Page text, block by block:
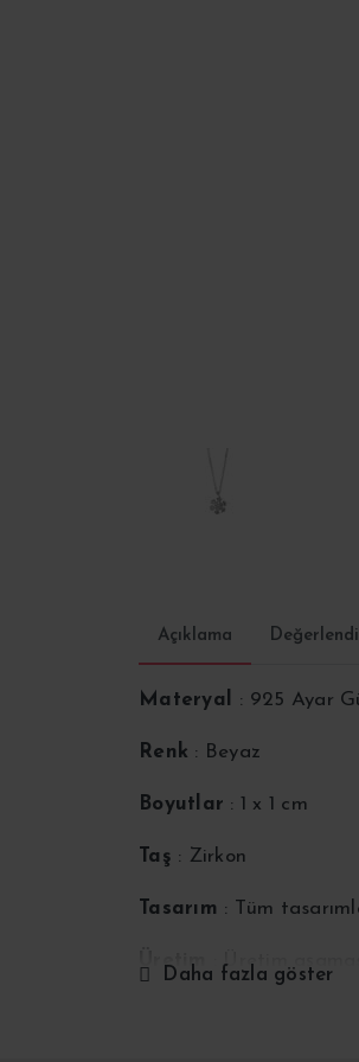
Açıklama
Materyal : 925 Ayar
Renk : Beyaz
Boyutlar : 1 x 1 cm
Taş : Zirkon
Tasarım : Tüm
Üretim : Üretim
Daha fazla göster